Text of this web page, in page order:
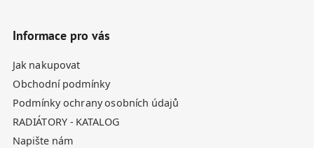
Informace pro vás
Jak nakupovat
Obchodní podmínky
Podmínky ochrany osobních údajů
RADIÁTORY - KATALOG
Napište nám